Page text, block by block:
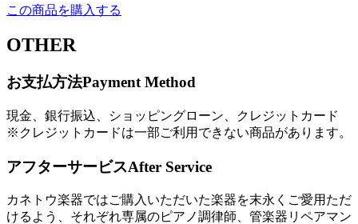
この商品を購入する
OTHER
お支払方法Payment Method
現金、銀行振込、ショッピングローン、クレジットカード
※クレジットカードは一部ご利用できない商品があります。
アフターサービスAfter Service
カネトウ楽器ではご購入いただいた楽器を末永くご愛用ただ
けるよう、それぞれ専属のピアノ調律師、管楽器リペアマン